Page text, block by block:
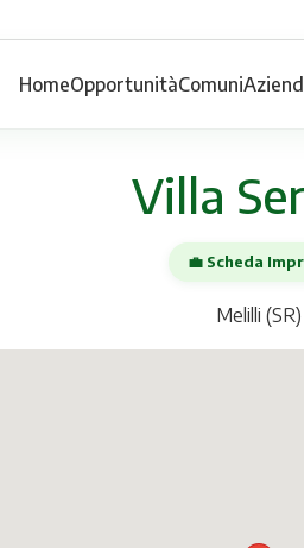
HomeOpportunitàComuni
Villa
💼 Scheda
Melilli (SR)